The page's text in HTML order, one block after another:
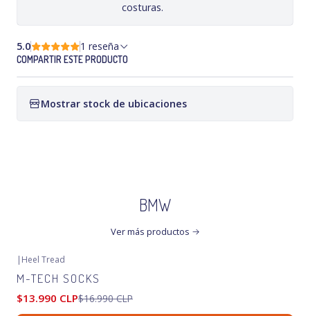
costuras.
5.0 1 reseña
COMPARTIR ESTE PRODUCTO
Mostrar stock de ubicaciones
BMW
Ver más productos
| Heel Tread
M-TECH SOCKS
$13.990 CLP$16.990 CLP